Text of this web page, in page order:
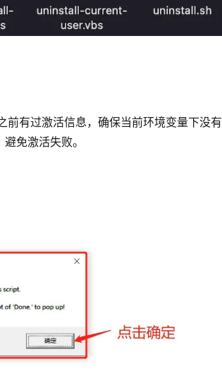
有过激活信息，确保当前环境变量下没有
免激活失败。